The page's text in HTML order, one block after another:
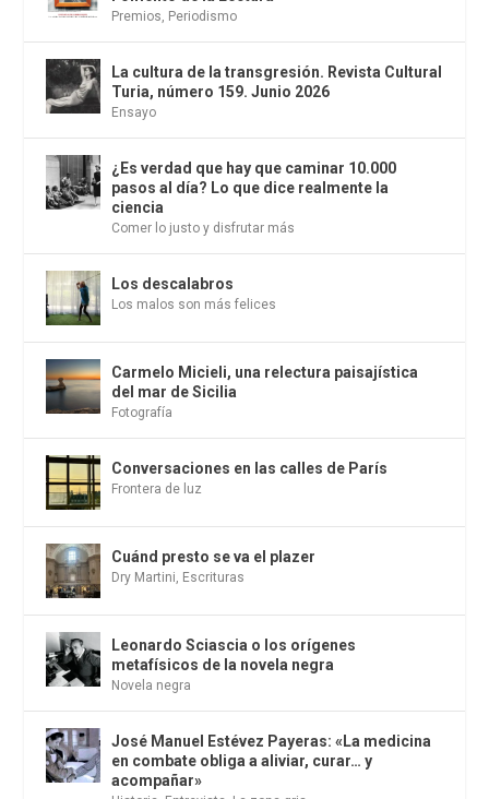
Premios, Periodismo
La cultura de la transgresión. Revista Cultural
Turia, número 159. Junio 2026
Ensayo
¿Es verdad que hay que caminar 10.000
pasos al día? Lo que dice realmente la
ciencia
Comer lo justo y disfrutar más
Los descalabros
Los malos son más felices
Carmelo Micieli, una relectura paisajística
del mar de Sicilia
Fotografía
Conversaciones en las calles de París
Frontera de luz
Cuánd presto se va el plazer
Dry Martini, Escrituras
Leonardo Sciascia o los orígenes
metafísicos de la novela negra
Novela negra
José Manuel Estévez Payeras: «La medicina
en combate obliga a aliviar, curar… y
acompañar»